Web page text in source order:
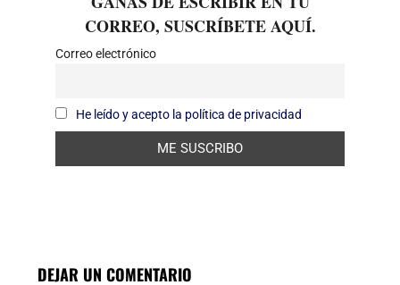
CORREO, SUSCRÍBETE AQUÍ.
Correo electrónico
He leído y acepto la política de privacidad
DEJAR UN COMENTARIO